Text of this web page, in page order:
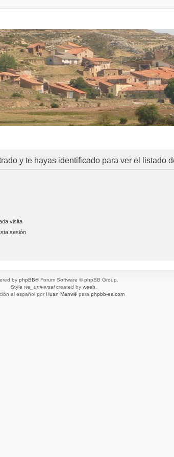
y te hayas identificado para ver el listado
visita
sesión
by phpBB® Forum Software © phpBB Group.
Style we_universalcreated by weeb
al español por Huan Manwë para phpbb-es.com